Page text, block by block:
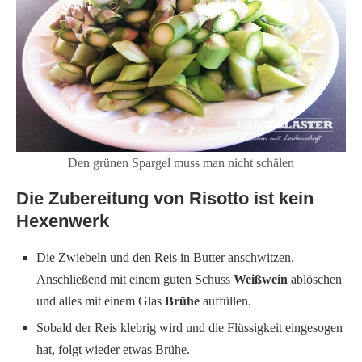
Den grünen Spargel muss man nicht schälen
Die Zubereitung von Risotto ist kein
Hexenwerk
Die Zwiebeln und den Reis in Butter anschwitzen.
Anschließend mit einem guten Schuss Weißwein ablöschen
und alles mit einem Glas Brühe auffüllen.
Sobald der Reis klebrig wird und die Flüssigkeit eingesogen
hat, folgt wieder etwas Brühe.